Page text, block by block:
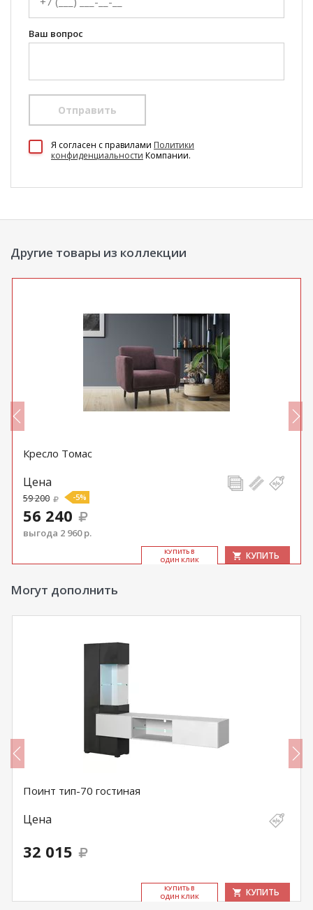
Ваш вопрос
Отправить
Я согласен c правилами Политики
конфиденциальности Компании.
Другие товары из коллекции
Кресло Томас
Цена
59 200 -5%
56 240
выгода 2 960 р.
КУ­ПИТЬ В
ОДИН КЛИК
КУПИТЬ
Могут дополнить
Поинт тип-70 гостиная
Цена
32 015
КУ­ПИТЬ В
ОДИН КЛИК
КУПИТЬ